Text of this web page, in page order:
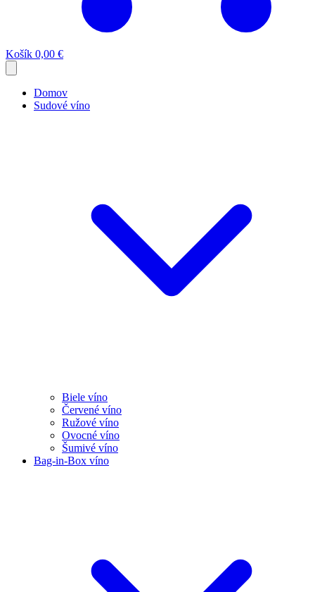
Košík 0,00 €
Domov
Sudové víno
Biele víno
Červené víno
Ružové víno
Ovocné víno
Šumivé víno
Bag-in-Box víno